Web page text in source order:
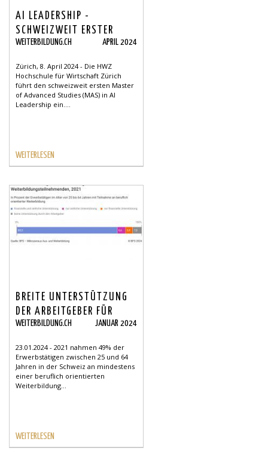
AI LEADERSHIP -
SCHWEIZWEIT ERSTER
STUDIENGANG
WEITERBILDUNG.CH APRIL 2024
Zürich, 8. April 2024 - Die HWZ
Hochschule für Wirtschaft Zürich
führt den schweizweit ersten Master
of Advanced Studies (MAS) in AI
Leadership ein....
WEITERLESEN
BREITE UNTERSTÜTZUNG
DER ARBEITGEBER FÜR
WEITERBILDUNGEN IM
WEITERBILDUNG.CH JANUAR 2024
23.01.2024 - 2021 nahmen 49% der
Erwerbstätigen zwischen 25 und 64
Jahren in der Schweiz an mindestens
einer beruflich orientierten
Weiterbildung...
WEITERLESEN